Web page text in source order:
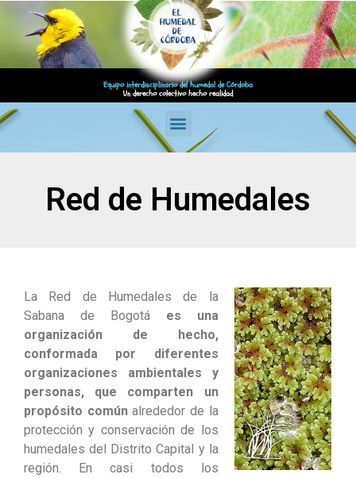
Equipo interdisciplinario del humedal de Córdoba
Un derecho colectivo hecho realidad
Red de Humedales
La Red de Humedales de la
Sabana de Bogotá es una
organización de hecho,
conformada por diferentes
organizaciones ambientales y
personas, que comparten un
propósito comúnalrededor de la
protección y conservación de los
humedales del Distrito Capital y la
región. En casi todos los